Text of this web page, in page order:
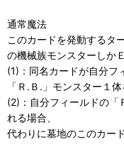
通常魔法
このカードを発動するタ
の機械族モンスターしか
(1)：同名カードが自分フ
「Ｒ.Ｂ.」モンスター１
(2)：自分フィールドの「
れる場合、
代わりに墓地のこのカー